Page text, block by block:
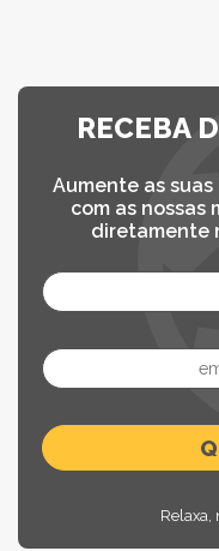
RECEBA
Aumente as
com as nossas
diretamente
Relaxa,